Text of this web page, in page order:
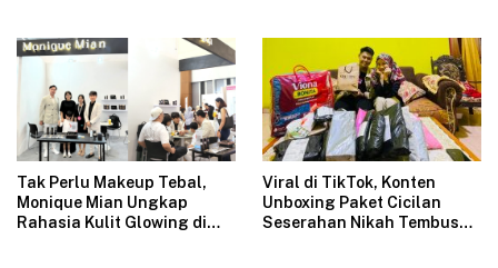
Tak Perlu Makeup Tebal,
Monique Mian Ungkap
Rahasia Kulit Glowing di
Viral di TikTok, Konten
Unboxing Paket Cicilan
Seserahan Nikah Tembus